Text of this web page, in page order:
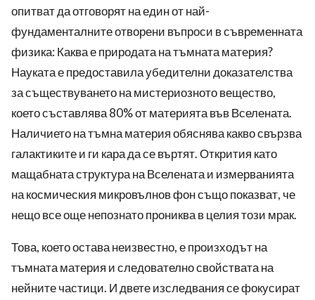
опитват да отговорят на един от най-
фундаменталните отворени въпроси в съвременната
физика: Каква е природата на тъмната материя?
Науката е предоставила убедителни доказателства
за съществуването на мистериозното вещество,
което съставлява 80% от материята във Вселената.
Наличието на тъмна материя обяснява какво свързва
галактиките и ги кара да се въртят. Открития като
мащабната структура на Вселената и измерванията
на космическия микровълнов фон също показват, че
нещо все още непознато прониква в целия този мрак.
Това, което остава неизвестно, е произходът на
тъмната материя и следователно свойствата на
нейните частици. И двете изследвания се фокусират